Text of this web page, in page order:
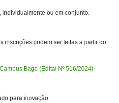
individualmente ou em conjunto.
inscrições podem ser feitas a partir do
Bagé (Edital Nº 516/2024)
para inovação.